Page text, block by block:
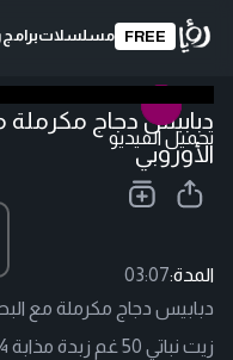
FREE مسلسلاتبرامج
تحميل الفيديو
دبابيس دجاج مكرملة
الأوروبي
المدة:03:07
دبابيس دجاج مكرملة مع
زيت نباتي 50